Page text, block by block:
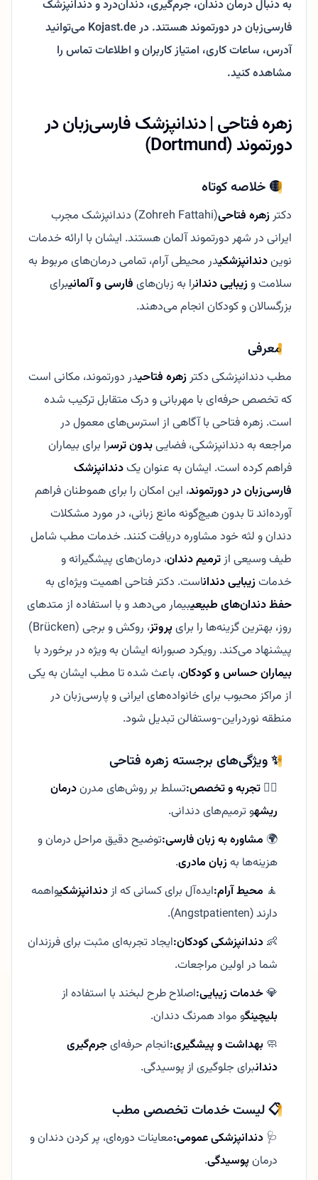
به دنبال درمان دندان، جرم‌گیری، دندان‌درد و دندانپزشک
فارسی‌زبان در دورتموند هستند. در Kojast.de می‌توانید
آدرس، ساعات کاری، امتیاز کاربران و اطلاعات تماس را
مشاهده کنید.
زهره فتاحی | دندانپزشک فارسی‌زبان در
دورتموند (Dortmund)
🟡 خلاصه کوتاه
دکترزهره فتاحی
(Zohreh Fattahi) دندانپزشک مجرب
ایرانی در شهر دورتموند آلمان هستند. ایشان با ارائه خدمات
نویندندانپزشکیدر محیطی آرام، تمامی درمان‌های مربوط به
سلامت وزیبایی دندانرا به زبان‌هایفارسی و آلمانیبرای
بزرگسالان و کودکان انجام می‌دهند.
معرفی
مطب دندانپزشکی دکترزهره فتاحیدر دورتموند، مکانی است
که تخصص حرفه‌ای با مهربانی و درک متقابل ترکیب شده
است. زهره فتاحی با آگاهی از استرس‌های معمول در
مراجعه به دندانپزشکی، فضاییبدون ترسرا برای بیماران
فراهم کرده است. ایشان به عنوان یکدندانپزشک
فارسی‌زبان در دورتموند، این امکان را برای هموطنان فراهم
آورده‌اند تا بدون هیچ‌گونه مانع زبانی، در مورد مشکلات
دندان و لثه خود مشاوره دریافت کنند. خدمات مطب شامل
طیف وسیعی ازترمیم دندان، درمان‌های پیشگیرانه و
خدماتزیبایی دنداناست. دکتر فتاحی اهمیت ویژه‌ای به
حفظ دندان‌های طبیعیبیمار می‌دهد و با استفاده از متدهای
روز، بهترین گزینه‌ها را برایپروتز
، روکش و برجی (Brücken)
پیشنهاد می‌کند. رویکرد صبورانه ایشان به ویژه در برخورد با
بیماران حساس و کودکان، باعث شده تا مطب ایشان به یکی
از مراکز محبوب برای خانواده‌های ایرانی و پارسی‌زبان در
منطقه نوردراین-وستفالن تبدیل شود.
✨ ویژگی‌های برجسته زهره فتاحی
👨‍⚕️ تجربه و تخصص:تسلط بر روش‌های مدرندرمان
ریشهو ترمیم‌های دندانی.
🌍 مشاوره به زبان فارسی:توضیح دقیق مراحل درمان و
هزینه‌ها به زبان مادری.
🧘 محیط آرام:ایده‌آل برای کسانی که ازدندانپزشکیواهمه
دارند (Angstpatienten).
👶 دندانپزشکی کودکان:ایجاد تجربه‌ای مثبت برای فرزندان
شما در اولین مراجعات.
💎خدمات زیبایی:اصلاح طرح لبخند با استفاده از
بلیچینگو مواد همرنگ دندان.
🧼 بهداشت و پیشگیری:انجام حرفه‌ایجرم‌گیری
دندانبرای جلوگیری از پوسیدگی.
📋 لیست خدمات تخصصی مطب
🩺 دندانپزشکی عمومی:معاینات دوره‌ای، پر کردن دندان و
درمانپوسیدگی.